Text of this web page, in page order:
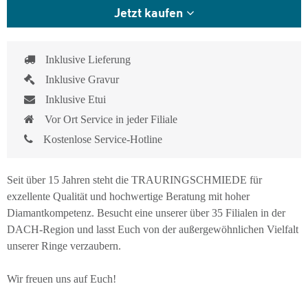
Jetzt kaufen
Inklusive Lieferung
Inklusive Gravur
Inklusive Etui
Vor Ort Service in jeder Filiale
Kostenlose Service-Hotline
Seit über 15 Jahren steht die TRAURINGSCHMIEDE für
exzellente Qualität und hochwertige Beratung mit hoher
Diamantkompetenz. Besucht eine unserer über 35 Filialen in der
DACH-Region und lasst Euch von der außergewöhnlichen Vielfalt
unserer Ringe verzaubern.
Wir freuen uns auf Euch!